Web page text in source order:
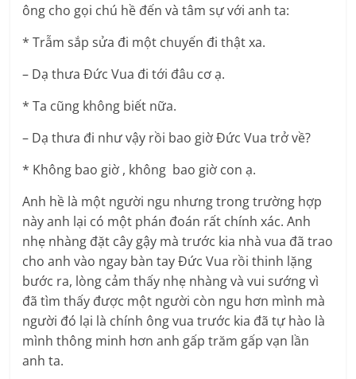
ông cho gọi chú hề đến và tâm sự với anh ta:
* Trẫm sắp sửa đi một chuyến đi thật xa.
– Dạ thưa Đức Vua đi tới đâu cơ ạ.
* Ta cũng không biết nữa.
– Dạ thưa đi như vậy rồi bao giờ Đức Vua trở về?
* Không bao giờ , không bao giờ con ạ.
Anh hề là một người ngu nhưng trong trường hợp
này anh lại có một phán đoán rất chính xác. Anh
nhẹ nhàng đặt cây gậy mà trước kia nhà vua đã trao
cho anh vào ngay bàn tay Đức Vua rồi thinh lặng
bước ra, lòng cảm thấy nhẹ nhàng và vui sướng vì
đã tìm thấy được một người còn ngu hơn mình mà
người đó lại là chính ông vua trước kia đã tự hào là
mình thông minh hơn anh gấp trăm gấp vạn lần
anh ta.